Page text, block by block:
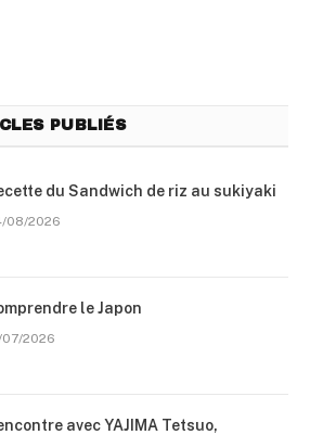
PUBLIÉS
du Sandwich de riz au sukiyaki
08/2026
le Japon
07/2026
avec YAJIMA Tetsuo,